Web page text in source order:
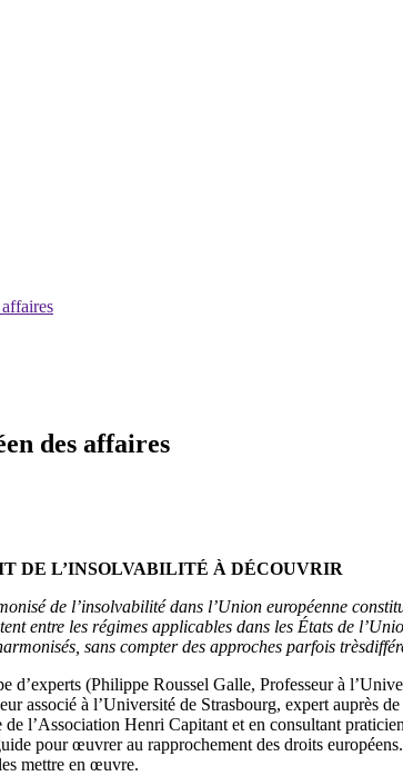
des affaires
DE L’INSOLVABILITÉ À DÉCOUVRIR
de l’insolvabilité dans l’Union européenne
entre les régimes applicables dans les États de
sans compter des approches parfois très
d’experts (Philippe Roussel Galle, Professeur à
associé à l’Université de Strasbourg, expert auprès
l’Association Henri Capitant et en consultant
pour œuvrer au rapprochement des droits
mettre en œuvre.